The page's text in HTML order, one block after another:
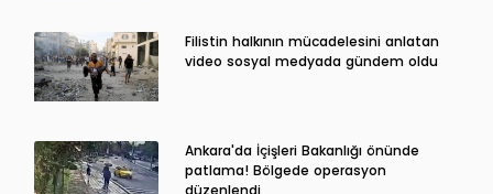
Filistin halkının mücadelesini anlatan
video sosyal medyada gündem oldu
Ankara'da İçişleri Bakanlığı önünde
patlama! Bölgede operasyon
düzenlendi